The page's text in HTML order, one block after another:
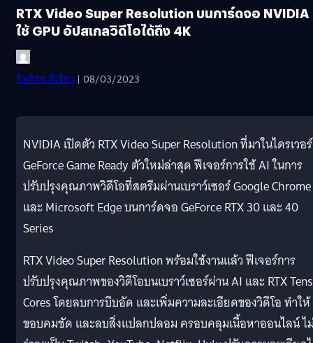
RTX Video Super Resolution บนการ์ดจอ NVIDIA
ใช้ GPU อัปสเกลวิดีโอได้ถึง 4K
อิทธิกร สีเขียว | 08/03/2023
NVIDIA เปิดตัว RTX Video Super Resolution ที่มาในไดรเวอร์
GeForce Game Ready ตัวใหม่ล่าสุด ฟีเจอร์การใช้ AI ในการ
ปรับปรุงคุณภาพวิดีโอที่สตรีมผ่านเบราว์เซอร์ Google Chrome
และ Microsoft Edge บนการ์ดจอ GeForce RTX 30 และ 40
Series
RTX Video Super Resolution พร้อมใช้งานแล้ว ฟีเจอร์การ
ปรับปรุงคุณภาพของวิดีโอบนเบราว์เซอร์ผ่าน AI และ RTX
Cores โดยลบการบีบอัด และเพิ่มความละเอียดของวิดีโอ ทำให้
ขอบคมชัด และลบสิ่งเเปลกปลอม ครอบคลุมเนื้อหาออนไลน์ ไ